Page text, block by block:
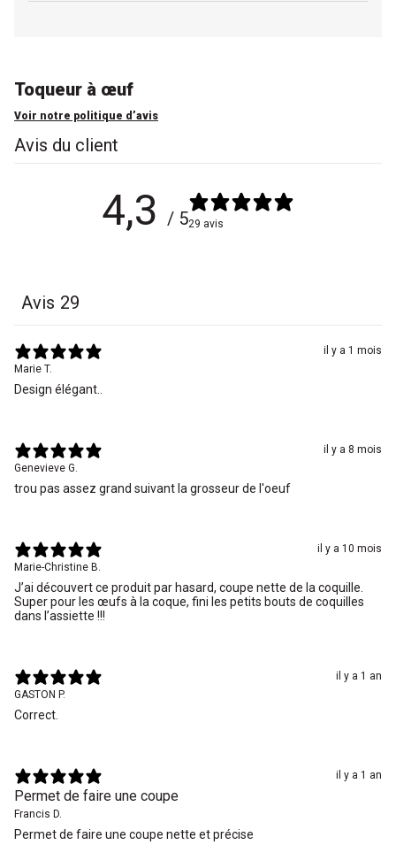
Toqueur à œuf
Voir notre politique d’avis
Avis du client
4,3 / 529 avis
Avis 29
il y a 1 mois
Marie T.
Design élégant..
il y a 8 mois
Genevieve G.
trou pas assez grand suivant la grosseur de l'oeuf
il y a 10 mois
Marie-Christine B.
J’ai découvert ce produit par hasard, coupe nette de la coquille.
Super pour les œufs à la coque, fini les petits bouts de coquilles
dans l’assiette !!!
il y a 1 an
GASTON P.
Correct.
il y a 1 an
Permet de faire une coupe
Francis D.
Permet de faire une coupe nette et précise